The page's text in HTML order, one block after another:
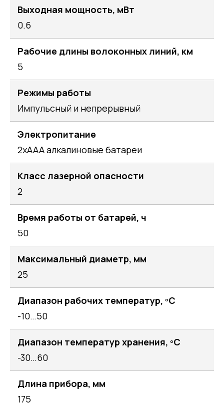
Выходная мощность, мВт
0.6
Рабочие длины волоконных линий, км
5
Режимы работы
Импульсный и непрерывный
Электропитание
2хААА алкалиновые батареи
Класс лазерной опасности
2
Время работы от батарей, ч
50
Максимальный диаметр, мм
25
Диапазон рабочих температур, ºС
-10…50
Диапазон температур хранения, ºС
-30…60
Длина прибора, мм
175